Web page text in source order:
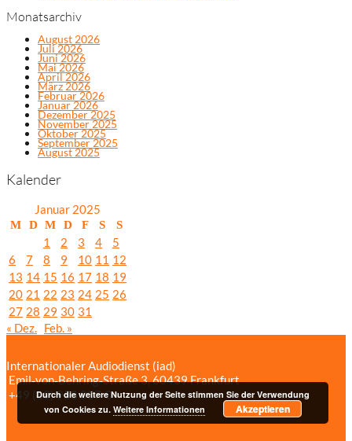
Monatsarchiv
August 2026
Juli 2026
Juni 2026
Mai 2026
April 2026
März 2026
Februar 2026
Januar 2026
Dezember 2025
November 2025
Oktober 2025
September 2025
August 2025
Kalender
Januar 2025
M D M D F S S
1 2 3 4
5
6
7 8 9 10 11 12
13 14 15 16 17 18 19
20 21 22 23 24 25 26
27 28 29 30 31
« Dez. Feb. »
Internationaler Audiodienst (iad)
Emil‑von‑Behring‑Straße 3, 60439 Frankfurt
+49 (69) 958 037‑0Bildnachweise
Impressum/Datenschutzerklärung
Durch die weitere Nutzung der Seite stimmen Sie der Verwendung
von Cookies zu.Weitere Informationen Akzeptieren